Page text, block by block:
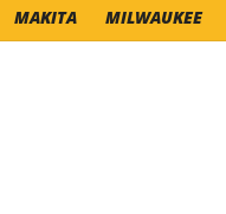
MAKITA MILWAUKEE